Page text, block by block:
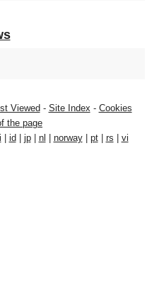
Viewed- Site Index - Cookies
the page
| id| jp| nl | norway| pt| rs | vi